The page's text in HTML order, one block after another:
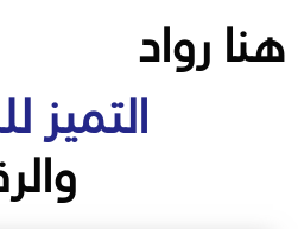
هنا رواد
التميز